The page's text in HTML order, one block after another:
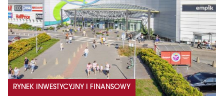
RYNEK INWESTYCYJNY I FINANSOWY